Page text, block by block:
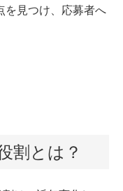
を見つけ、応募者へ
割とは？